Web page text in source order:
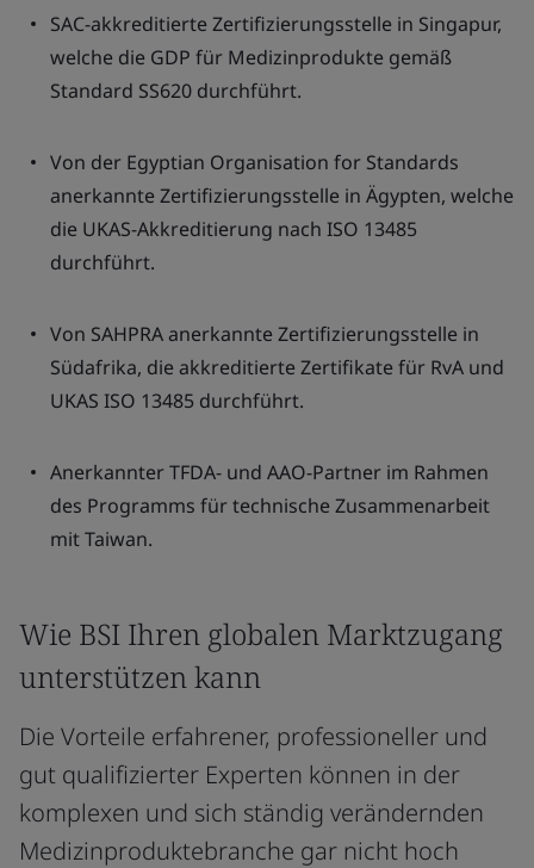
SAC-akkreditierte Zertifizierungsstelle in Singapur,
welche die GDP für Medizinprodukte gemäß
Standard SS620 durchführt.
Von der Egyptian Organisation for Standards
anerkannte Zertifizierungsstelle in Ägypten, welche
die UKAS-Akkreditierung nach ISO 13485
durchführt.
Von SAHPRA anerkannte Zertifizierungsstelle in
Südafrika, die akkreditierte Zertifikate für RvA und
UKAS ISO 13485 durchführt.
Anerkannter TFDA- und AAO-Partner im Rahmen
des Programms für technische Zusammenarbeit
mit Taiwan.
Wie BSI Ihren globalen Marktzugang
unterstützen kann
Die Vorteile erfahrener, professioneller und
gut qualifizierter Experten können in der
komplexen und sich ständig verändernden
Medizinproduktebranche gar nicht hoch